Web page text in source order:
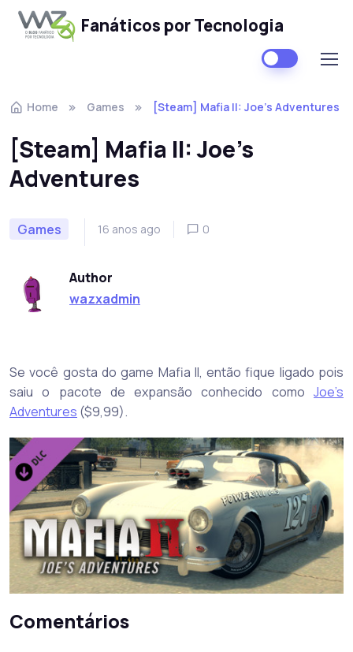
Fanáticos por Tecnologia
Home Games [Steam] Mafia II: Joe’s Adventures
[Steam] Mafia II: Joe’s
Adventures
Games 16 anos ago 0
Author
wazxadmin
Se você gosta do game Mafia II, então fique ligado pois
saiu o pacote de expansão conhecido como Joe’s
Adventures ($9,99).
Comentários